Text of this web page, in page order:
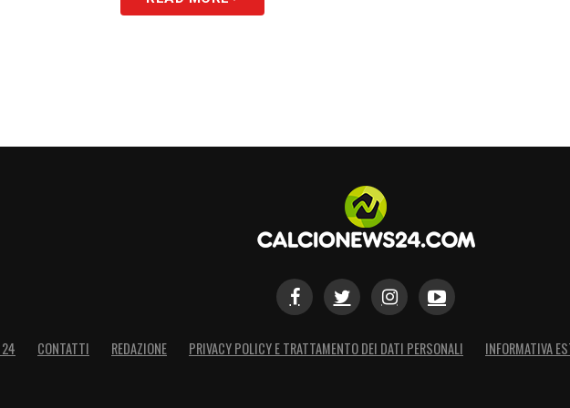
24 CONTATTI REDAZIONE PRIVACY POLICY E TRATTAMENTO DEI DATI PERSONALI INFORMATIVA